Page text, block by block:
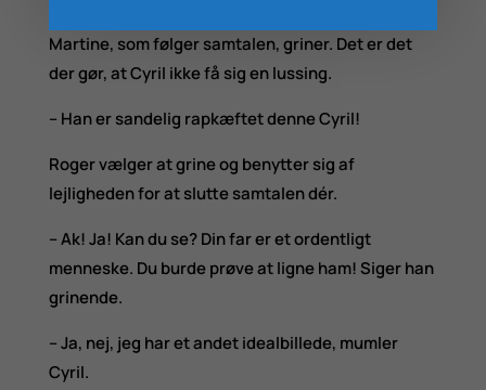
Martine, som følger samtalen, griner. Det er det
der gør, at Cyril ikke få sig en lussing.
– Han er sandelig rapkæftet denne Cyril!
Roger vælger at grine og benytter sig af
lejligheden for at slutte samtalen dér.
– Ak! Ja! Kan du se? Din far er et ordentligt
menneske. Du burde prøve at ligne ham! Siger han
grinende.
– Ja, nej, jeg har et andet idealbillede, mumler
Cyril.